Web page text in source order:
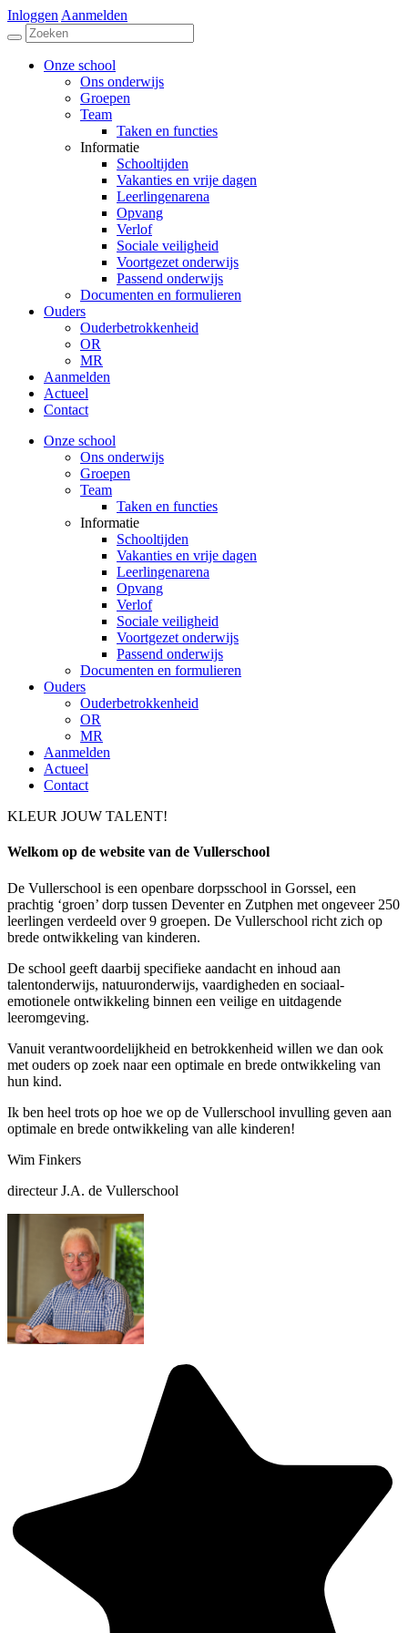
Inloggen Aanmelden
Onze school
Ons onderwijs
Groepen
Team
Taken en functies
Informatie
Schooltijden
Vakanties en vrije dagen
Leerlingenarena
Opvang
Verlof
Sociale veiligheid
Voortgezet onderwijs
Passend onderwijs
Documenten en formulieren
Ouders
Ouderbetrokkenheid
OR
MR
Aanmelden
Actueel
Contact
Onze school
Ons onderwijs
Groepen
Team
Taken en functies
Informatie
Schooltijden
Vakanties en vrije dagen
Leerlingenarena
Opvang
Verlof
Sociale veiligheid
Voortgezet onderwijs
Passend onderwijs
Documenten en formulieren
Ouders
Ouderbetrokkenheid
OR
MR
Aanmelden
Actueel
Contact
KLEUR JOUW TALENT!
Welkom op de website van de Vullerschool
De Vullerschool is een openbare dorpsschool in Gorssel, een
prachtig ‘groen’ dorp tussen Deventer en Zutphen met ongeveer 250
leerlingen verdeeld over 9 groepen. De Vullerschool richt zich op
brede ontwikkeling van kinderen.
De school geeft daarbij specifieke aandacht en inhoud aan
talentonderwijs, natuuronderwijs, vaardigheden en sociaal-
emotionele ontwikkeling binnen een veilige en uitdagende
leeromgeving.
Vanuit verantwoordelijkheid en betrokkenheid willen we dan ook
met ouders op zoek naar een optimale en brede ontwikkeling van
hun kind.
Ik ben heel trots op hoe we op de Vullerschool invulling geven aan
optimale en brede ontwikkeling van alle kinderen!
Wim Finkers
directeur J.A. de Vullerschool